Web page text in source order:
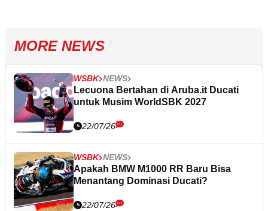
MORE NEWS
WSBK NEWS
Lecuona Bertahan di Aruba.it Ducati
untuk Musim WorldSBK 2027
22/07/26
WSBK NEWS
Apakah BMW M1000 RR Baru Bisa
Menantang Dominasi Ducati?
22/07/26